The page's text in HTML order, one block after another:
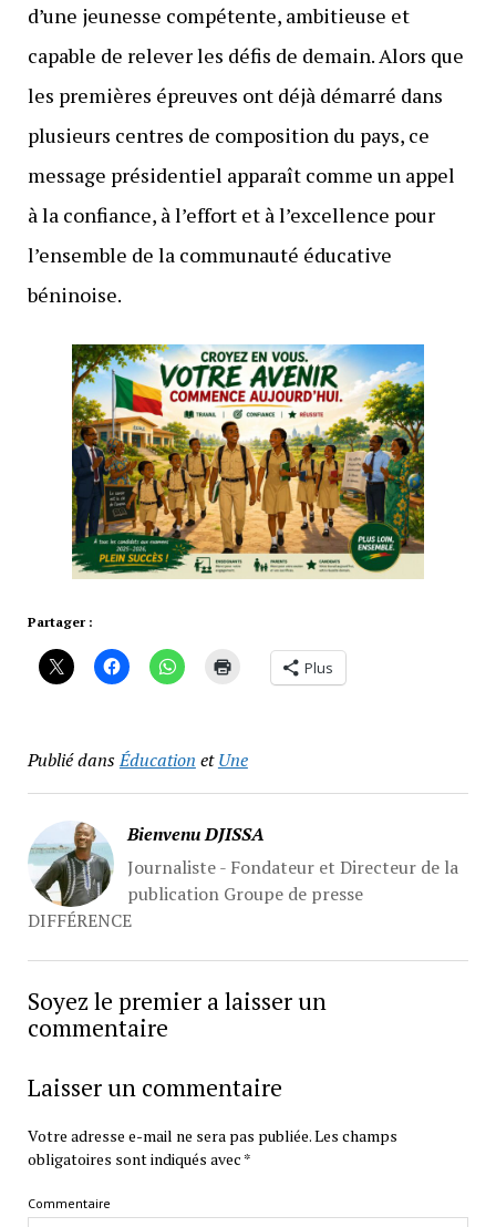
d’une jeunesse compétente, ambitieuse et
capable de relever les défis de demain. Alors que
les premières épreuves ont déjà démarré dans
plusieurs centres de composition du pays, ce
message présidentiel apparaît comme un appel
à la confiance, à l’effort et à l’excellence pour
l’ensemble de la communauté éducative
béninoise.
Partager :
Plus
Publié dansÉducation etUne
Bienvenu DJISSA
Journaliste - Fondateur et Directeur de la
publication Groupe de presse
DIFFÉRENCE
Soyez le premier a laisser un
commentaire
Laisser un commentaire
Votre adresse e-mail ne sera pas publiée.Les champs
obligatoires sont indiqués avec *
Commentaire